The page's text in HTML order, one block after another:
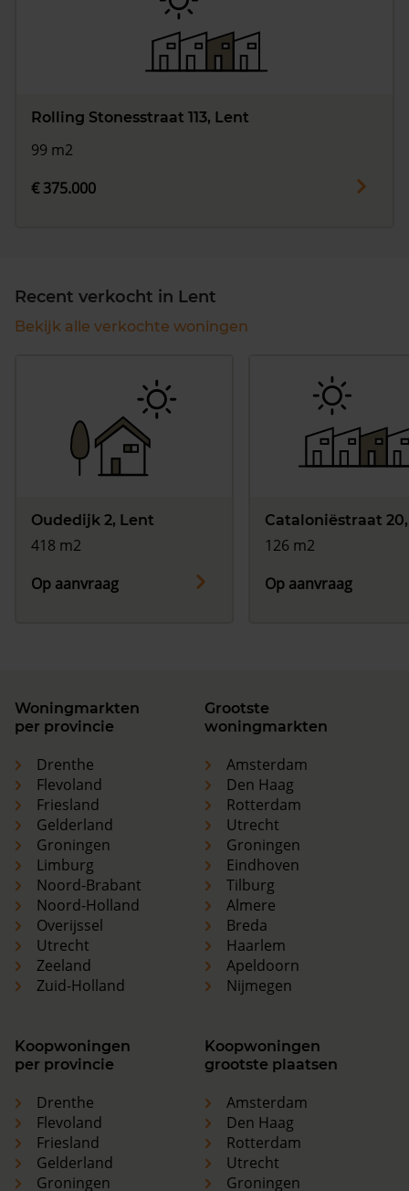
Rolling Stonesstraat 113, Lent
99 m2
€ 375.000
Recent verkocht in Lent
Bekijk alle verkochte woningen
Oudedijk 2, Lent
418 m2
Op aanvraag
Cataloniëstraat
126 m2
Op aanvraag
Woningmarkten
per provincie
Drenthe
Flevoland
Friesland
Gelderland
Groningen
Limburg
Noord-Brabant
Noord-Holland
Overijssel
Utrecht
Zeeland
Zuid-Holland
Grootste
woningmarkten
Amsterdam
Den Haag
Rotterdam
Utrecht
Groningen
Eindhoven
Tilburg
Almere
Breda
Haarlem
Apeldoorn
Nijmegen
Koopwoningen
per provincie
Drenthe
Flevoland
Friesland
Gelderland
Groningen
Koopwoningen
grootste plaatsen
Amsterdam
Den Haag
Rotterdam
Utrecht
Groningen